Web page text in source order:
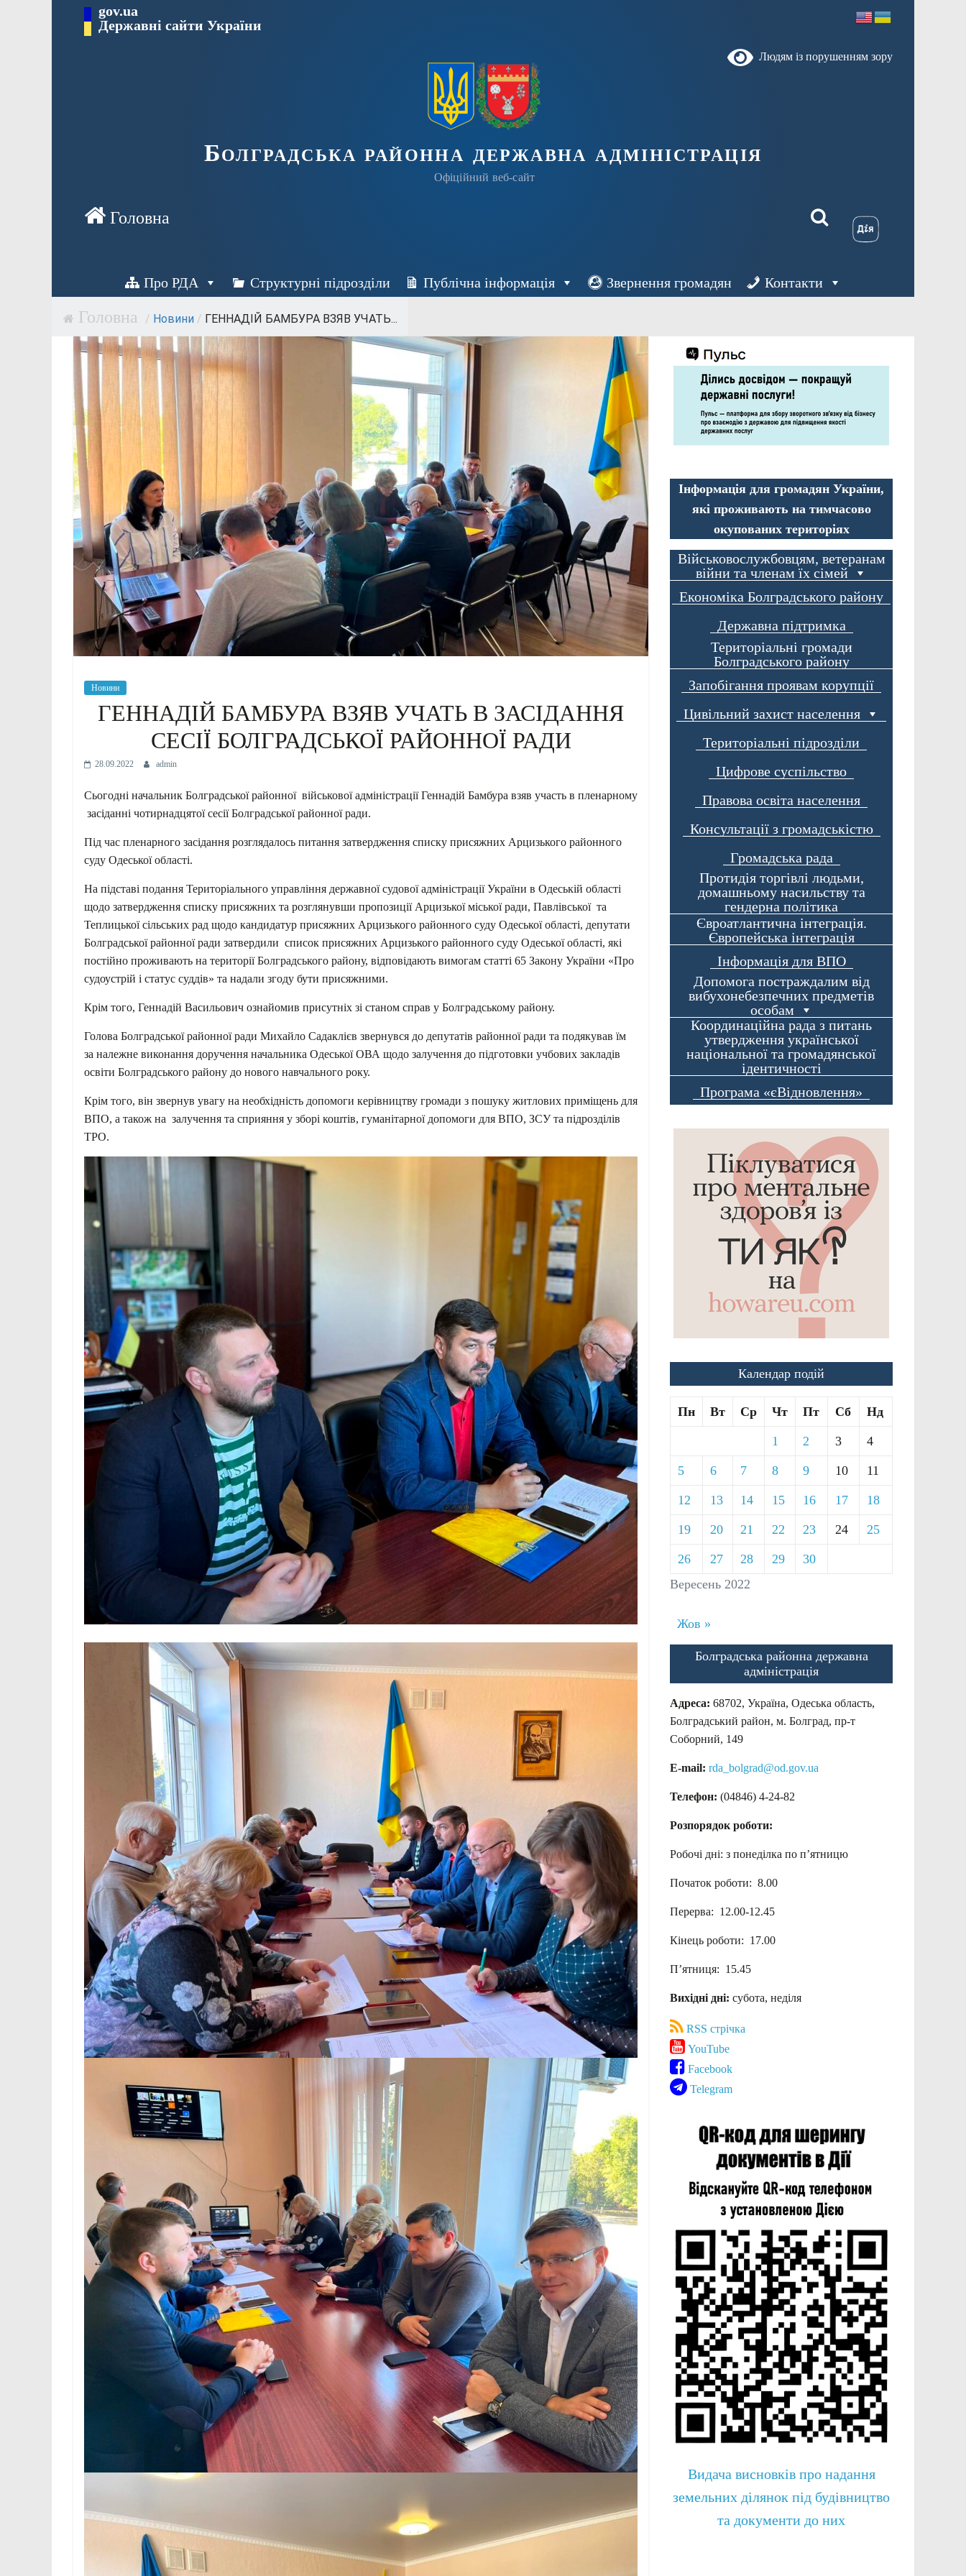
Перейти gov.ua
Державні сайти України
Людям із порушенням зору
Болградська районна державна адміністрація
Офіційний веб-сайт
Про РДА Структурні підрозділи Публічна інформація Звернення громадян Контакти
/ Новини / ГЕННАДІЙ БАМБУРА ВЗЯВ УЧАТЬ...
Новини
ГЕННАДІЙ БАМБУРА ВЗЯВ УЧАТЬ В ЗАСІДАННЯ
СЕСІЇ БОЛГРАДСЬКОЇ РАЙОННОЇ РАДИ
28.09.2022 admin
Сьогодні начальник Болградської районної військової адміністрації Геннадій Бамбура взяв участь в пленарному
засіданні чотирнадцятої сесії Болградської районної ради.
Під час пленарного засідання розглядалось питання затвердження списку присяжних Арцизького районного
суду Одеської області.
На підставі подання Територіального управління державної судової адміністрації України в Одеській області
щодо затвердження списку присяжних та розглянувши пропозиції Арцизької міської ради, Павлівської та
Теплицької сільських рад щодо кандидатур присяжних Арцизького районного суду Одеської області, депутати
Болградської районної ради затвердили список присяжних Арцизького районного суду Одеської області, які
постійно проживають на території Болградського району, відповідають вимогам статті 65 Закону України «Про
судоустрій і статус суддів» та надали згоду бути присяжними.
Крім того, Геннадій Васильович ознайомив присутніх зі станом справ у Болградському району.
Голова Болградської районної ради Михайло Садаклієв звернувся до депутатів районної ради та подякував їм
за належне виконання доручення начальника Одеської ОВА щодо залучення до підготовки учбових закладів
освіти Болградського району до нового навчального року.
Крім того, він звернув увагу на необхідність допомоги керівництву громади з пошуку житлових приміщень для
ВПО, а також на залучення та сприяння у зборі коштів, гуманітарної допомоги для ВПО, ЗСУ та підрозділів
ТРО.
Інформація для громадян України,
які проживають на тимчасово
окупованих територіях
Військовослужбовцям, ветеранам
війни та членам їх сімей
Економіка Болградського району
Державна підтримка
Територіальні громади
Болградського району
Запобігання проявам корупції
Цивільний захист населення
Територіальні підрозділи
Цифрове суспільство
Правова освіта населення
Консультації з громадськістю
Громадська рада
Протидія торгівлі людьми,
домашньому насильству та
гендерна політика
Євроатлантична інтеграція.
Європейська інтеграція
Інформація для ВПО
Допомога постраждалим від
вибухонебезпечних предметів
особам
Координаційна рада з питань
утвердження української
національної та громадянської
ідентичності
Програма «єВідновлення»
Календар подій
Вересень 2022
Пн Вт Ср Чт Пт Сб Нд
1 2 3 4
5 6 7 8 9 10 11
12 13 14 15 16 17 18
19 20 21 22 23 24 25
26 27 28 29 30
Жов »
Болградська районна державна
адміністрація
Адреса: 68702, Україна, Одеська область,
Болградський район, м. Болград, пр-т
Соборний, 149
E-mail: rda_bolgrad@od.gov.ua
Телефон: (04846) 4-24-82
Розпорядок роботи:
Робочі дні: з понеділка по п’ятницю
Початок роботи: 8.00
Перерва: 12.00-12.45
Кінець роботи: 17.00
П’ятниця: 15.45
Вихідні дні: субота, неділя
RSS стрічка
YouTube
Facebook
Telegram
Видача висновків про надання
земельних ділянок під будівництво
та документи до них